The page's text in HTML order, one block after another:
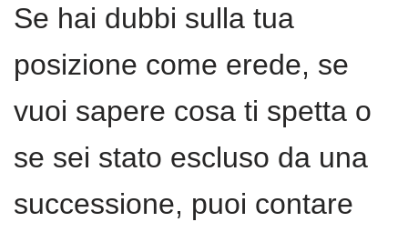
Se hai dubbi sulla tua
posizione come erede, se
vuoi sapere cosa ti spetta o
se sei stato escluso da una
successione, puoi contare